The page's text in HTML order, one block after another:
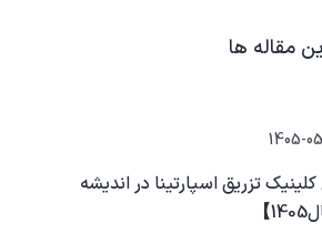
مقاله ها
1405-
تزریق اسپارتینا در اندیشه
】